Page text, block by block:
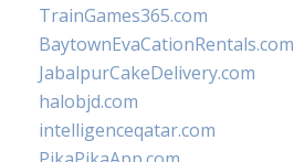
TrainGames365.com
BaytownEvaCationRentals.com
JabalpurCakeDelivery.com
halobjd.com
intelligenceqatar.com